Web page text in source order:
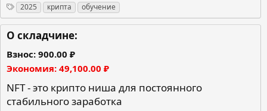
г
а
н
и
з
т
о
р
т
а
с
о
з
а
н
я
Теги
2025 крипта обучение
О складчине:
Взнос 900.00 ₽
Экономия 49,100.00 ₽
NFT - это крипто ниша для постоянного
стабильного заработка